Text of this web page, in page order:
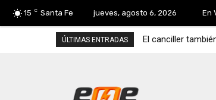
15 C Santa Fe jueves, agosto 6, 2026 En
ÚLTIMAS ENTRADAS El canciller